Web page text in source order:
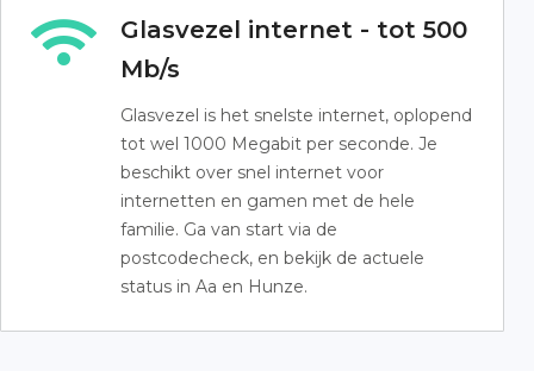
Glasvezel internet - tot 500
Mb/s
Glasvezel is het snelste internet, oplopend
tot wel 1000 Megabit per seconde. Je
beschikt over snel internet voor
internetten en gamen met de hele
familie. Ga van start via de
postcodecheck, en bekijk de actuele
status in Aa en Hunze.